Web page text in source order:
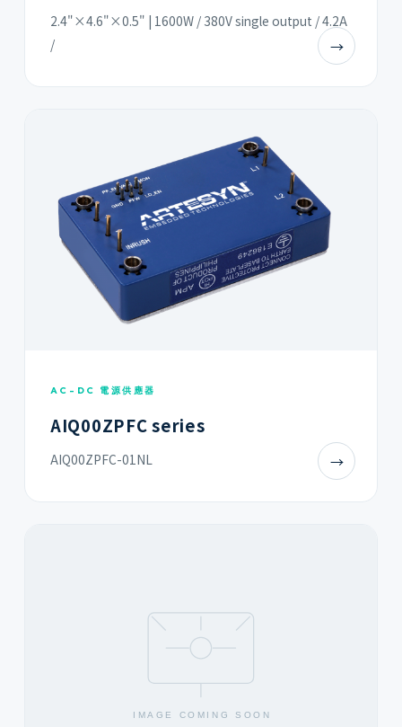
2.4"×4.6"×0.5" | 1600W / 380V single output / 4.2A
/
→
AC-DC 電源供應器
AIQ00ZPFC series
AIQ00ZPFC-01NL →